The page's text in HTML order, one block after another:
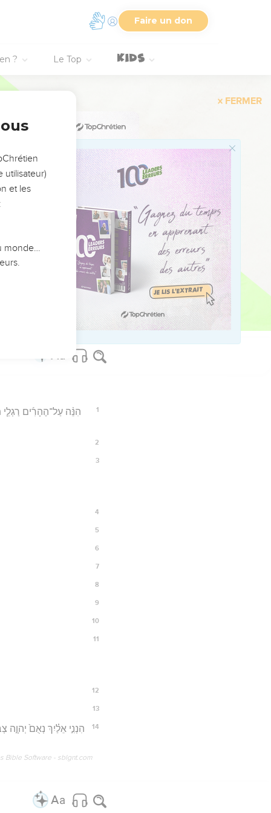
Faire un don
? Le Top
2
8
9
11
12
13
14
Software - sblgnt.com
1
הִנֵּ֨ה עַל־הֶהָרִ֜ים
2
3
4
5
6
7
8
9
10
11
12
13
14 הִנְנִ֣י אֵלַ֗יִךְ נְאֻם֙
Bible Software - sblgnt.com
utilisateur)
et les
monde…